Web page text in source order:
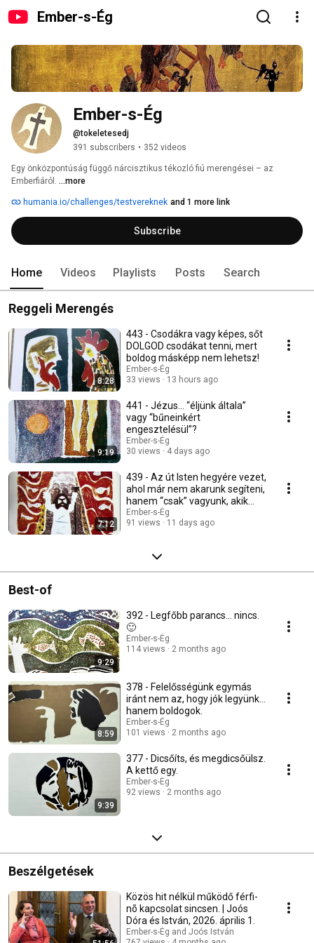
Ember-s-Ég
Ember-s-Ég
@tokeletesedj
391 subscribers • 352 videos
Egy önközpontúság függő nárcisztikus tékozló fiú merengései – az
Emberfiáról. ...more
humania.io/challenges/testvereknek and 1 more link
Subscribe
Home Videos Playlists Posts Search
Reggeli Merengés
8:28
443 - Csodákra vagy képes, sőt
DOLGOD csodákat tenni, mert
boldog másképp nem lehetsz!
Ember-s-Ég
33 views
13 hours ago
9:19
441 - Jézus… “éljünk általa”
vagy “bűneinkért
engesztelésül”?
Ember-s-Ég
30 views
4 days ago
7:12
439 - Az út Isten hegyére vezet,
ahol már nem akarunk segíteni,
hanem “csak” vagyunk, akik
vagyunk.
Ember-s-Ég
91 views
11 days ago
Best-of
9:29
392 - Legfőbb parancs… nincs.
🙂
Ember-s-Ég
114 views
2 months ago
8:59
378 - Felelősségünk egymás
iránt nem az, hogy jók legyünk…
hanem boldogok.
Ember-s-Ég
101 views
2 months ago
9:39
377 - Dicsőíts, és megdicsőülsz.
A kettő egy.
Ember-s-Ég
92 views
2 months ago
Beszélgetések
Közös hit nélkül működő férfi-
nõ kapcsolat sincsen. | Joós
Dóra és István, 2026. április 1.
Ember-s-Ég and Joós István